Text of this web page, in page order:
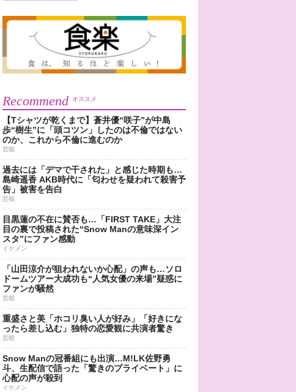
Recommend オススメ
【Tシャツが乾くまで】蒼井優“咲子”が中島
歩“樹生”に「頭コツン」したのは不倫ではない
のか、これから不倫に進むのか
芸能
過去には「デマで干された」と感じた時期も…
島崎遥香 AKB時代に「匂わせを疑われて殺害予
告」被害を告白
芸能
目黒蓮の不在に賛否も…「FIRST TAKE」大注
目の裏で投稿された“Snow Manの意味深イン
スタ”にファン感動
イケメン
「山田涼介が狙われないか心配」の声も…ソロ
ドームツアー大成功も“人気女優の来場”疑惑に
ファンが騒然
芸能
重盛さと美「ホコリ臭い人が好み」「好きにな
ったら差し込む」独特の恋愛観に共演者驚き
芸能
Snow Manの冠番組にも出演…M!LK佐野勇
斗、生配信で語った「驚きのプライベート」に
心配の声が殺到
イケメン